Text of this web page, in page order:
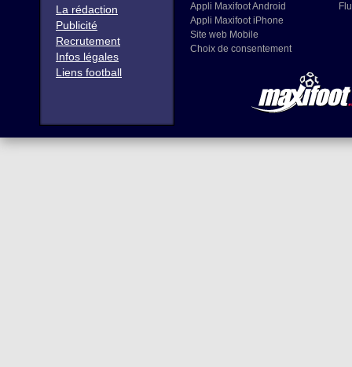
La rédaction
Publicité
Recrutement
Infos légales
Liens football
Appli Maxifoot Android
Appli Maxifoot iPhone
Site web Mobile
Choix de consentement